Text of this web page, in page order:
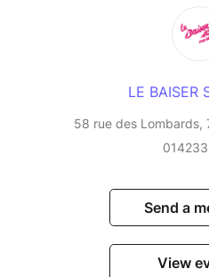
A promising niche where
know no bounds.
LE BAISER
58 rue des Lombards,
Send a
View